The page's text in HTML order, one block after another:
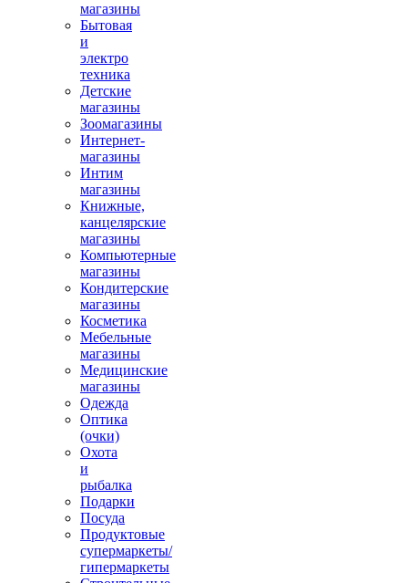
магазины
Бытовая
и
электро
техника
Детские
магазины
Зоомагазины
Интернет-
магазины
Интим
магазины
Книжные,
канцелярские
магазины
Компьютерные
магазины
Кондитерские
магазины
Косметика
Мебельные
магазины
Медицинские
магазины
Одежда
Оптика
(очки)
Охота
и
рыбалка
Подарки
Посуда
Продуктовые
супермаркеты/
гипермаркеты